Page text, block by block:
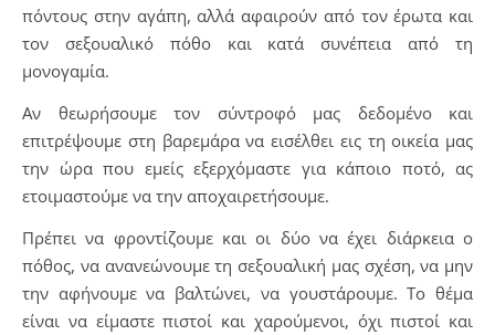
πόντους στην αγάπη, αλλά αφαιρούν από τον έρωτα και
τον σεξουαλικό πόθο και κατά συνέπεια από τη
μονογαμία.
Αν θεωρήσουμε τον σύντροφό μας δεδομένο και
επιτρέψουμε στη βαρεμάρα να εισέλθει εις τη οικεία μας
την ώρα που εμείς εξερχόμαστε για κάποιο ποτό, ας
ετοιμαστούμε να την αποχαιρετήσουμε.
Πρέπει να φροντίζουμε και οι δύο να έχει διάρκεια ο
πόθος, να ανανεώνουμε τη σεξουαλική μας σχέση, να μην
την αφήνουμε να βαλτώνει, να γουστάρουμε. Το θέμα
είναι να είμαστε πιστοί και χαρούμενοι, όχι πιστοί και